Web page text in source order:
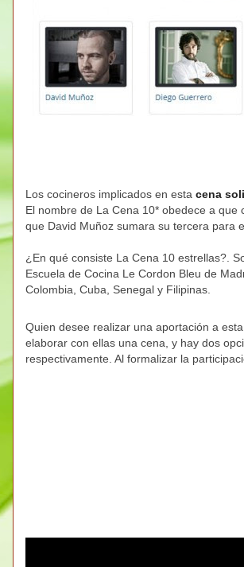
Los cocineros implicados en esta cena
El nombre de La Cena 10* obedece a
que David Muñoz sumara su tercera para
¿En qué consiste La Cena 10 estrellas?.
Escuela de Cocina Le Cordon Bleu de
Colombia, Cuba, Senegal y Filipinas.
Quien desee realizar una aportación a
elaborar con ellas una cena, y hay dos
respectivamente. Al formalizar la